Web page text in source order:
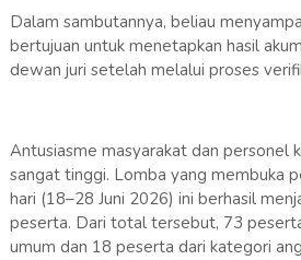
Dalam sambutannya, beliau
bertujuan untuk menetapkan hasil
dewan juri setelah melalui proses
Antusiasme masyarakat dan personel
sangat tinggi. Lomba yang membuka
hari (18–28 Juni 2026) ini berhasil
peserta. Dari total tersebut, 73
umum dan 18 peserta dari kategori